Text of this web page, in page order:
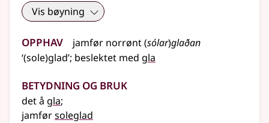
Vis bøyning
Opphav jamfør norrønt(sólar)glaðan
‘(sole)glad’; beslektet med gla
Betydning og bruk
det å gla;
jamførsoleglad